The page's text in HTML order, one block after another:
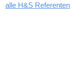
alle H&S Referenten